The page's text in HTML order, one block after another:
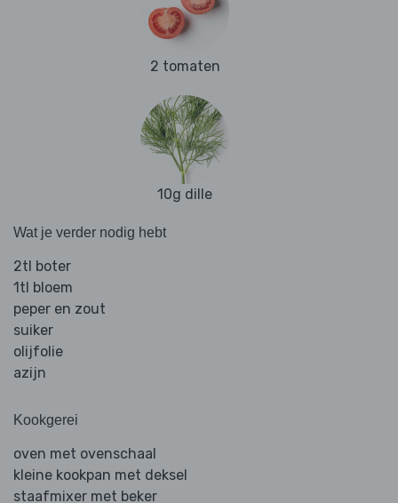
2 tomaten
10g dille
Wat je verder nodig hebt
2tl boter
1tl bloem
peper en zout
suiker
olijfolie
azijn
Kookgerei
oven met ovenschaal
kleine kookpan met deksel
staafmixer met beker